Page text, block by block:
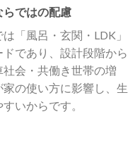
ではの配慮
「風呂・玄関・LDK」
であり、設計段階から
会・共働き世帯の増
の使い方に影響し、生
いからです。